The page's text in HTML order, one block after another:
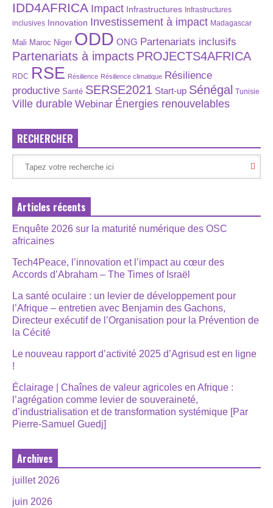
IDD4AFRICA Impact Infrastructures Infrastructures
inclusives Innovation Investissement à impact Madagascar
Mali Maroc Niger ODD ONG Partenariats inclusifs
Partenariats à impacts PROJECTS4AFRICA
RDC RSE Résilience Résilience climatique Résilience
productive Santé SERSE2021 Start-up Sénégal Tunisie
Ville durable Webinar Énergies renouvelables
RECHERCHER
Articles récents
Enquête 2026 sur la maturité numérique des OSC
africaines
Tech4Peace, l’innovation et l’impact au cœur des
Accords d’Abraham – The Times of Israël
La santé oculaire : un levier de développement pour
l’Afrique – entretien avec Benjamin des Gachons,
Directeur exécutif de l’Organisation pour la Prévention de
la Cécité
Le nouveau rapport d’activité 2025 d’Agrisud est en ligne
!
Éclairage | Chaînes de valeur agricoles en Afrique :
l’agrégation comme levier de souveraineté,
d’industrialisation et de transformation systémique [Par
Pierre-Samuel Guedj]
Archives
juillet 2026
juin 2026